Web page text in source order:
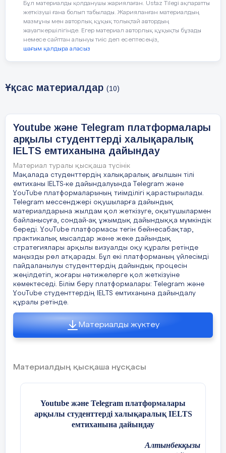
Keywords: IELTS exam, educational platforms,
Telegram, YouTube, online preparation, English, exam
тиімділігі қарастырылады. Telegram мессенджері
оқушыларға дайындық материалдарына жылдам
қол жеткізуге, оқытушылармен байланысуға,
сондай-ақ ұжымдық дайындыққа мүмкіндік
береді. YouTube платформасы тегін
бейнесабақтар, практикалық мысалдар жəне жеке
дайындық стратегиялары арқылы визуалды оқу
құралы ретінде маңызды рөл атқарады. Бұл екі
платформаның үйлесімді пайдаланылуы
студенттердің дайындық процесін жеңілдетіп,
жоғары нəтижелерге қол жеткізуіне көмектеседі.
Білім беру платформалары: Telegram жəне
YouTube студенттердің IELTS емтиханына
дайындалу құралы ретінде.
Кілт сөздер: IELTS емтиханы, білім беру
платформалары, Telegram, YouTube, онлайн
дайындық, ағылшын тілі, емтиханға дайындық,
Оқу процесін ұйымдастыру үшін барлық
ретінде бейне сабақтар, дербес және онлайн
жұмыс, онлайн курстар және т.б. қолданылады.
Бізде бірнеше керемет жүйелер бар: "Bilimland",
"Platonus", "Youtube", "Daryn.online" және т.б.
Бұл материалды қолданушы жариялаған. Ustaz Tilegi ақпаратты
жеткізуші ғана болып табылады. Жарияланған материалдың
мазмұны мен авторлық құқық толықтай автордың
жауапкершілігінде. Егер материал авторлық құқықты бұзады
немесе сайттан алынуы тиіс деп есептесеңіз,
шағым қалдыра аласыз
Ұқсас материалдар (10)
Youtube және Telegram платформалары
арқылы студенттерді халықаралық
IELTS емтиханына дайындау
Материал туралы қысқаша түсінік
Мақалада студенттердің халықаралық ағылшын тілі
емтиханы IELTS-ке дайындалуында Telegram жəне
YouTube платформаларының тиімділігі қарастырылады.
Telegram мессенджері оқушыларға дайындық
материалдарына жылдам қол жеткізуге, оқытушылармен
байланысуға, сондай-ақ ұжымдық дайындыққа мүмкіндік
береді. YouTube платформасы тегін бейнесабақтар,
практикалық мысалдар жəне жеке дайындық
стратегиялары арқылы визуалды оқу құралы ретінде
маңызды рөл атқарады. Бұл екі платформаның үйлесімді
пайдаланылуы студенттердің дайындық процесін
жеңілдетіп, жоғары нəтижелерге қол жеткізуіне
көмектеседі. Білім беру платформалары: Telegram жəне
YouTube студенттердің IELTS емтиханына дайындалу
құралы ретінде.
Материалды жүктеу
Материалдың қысқаша нұсқасы
Youtube және Telegram платформалары
арқылы студенттерді халықаралық IELTS
емтиханына дайындау
Алтынбекқызы